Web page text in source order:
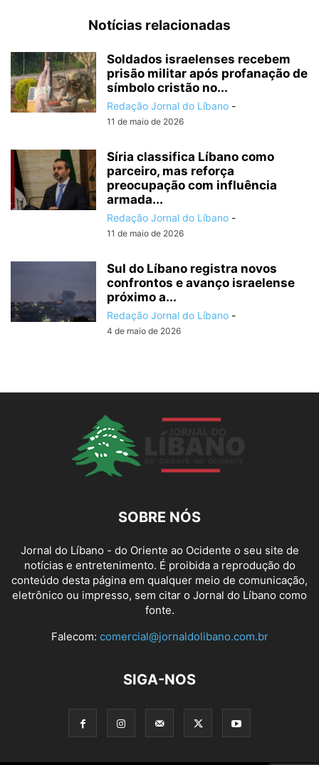
Notícias relacionadas
Soldados israelenses recebem
prisão militar após profanação de
símbolo cristão no...
Redação Jornal do Líbano -
11 de maio de 2026
Síria classifica Líbano como
parceiro, mas reforça
preocupação com influência
armada...
Redação Jornal do Líbano -
11 de maio de 2026
Sul do Líbano registra novos
confrontos e avanço israelense
próximo a...
Redação Jornal do Líbano -
4 de maio de 2026
SOBRE NÓS
Jornal do Líbano - do Oriente ao Ocidente o seu site de
notícias e entretenimento. É proibida a reprodução do
conteúdo desta página em qualquer meio de comunicação,
eletrônico ou impresso, sem citar o Jornal do Líbano como
fonte.
Falecom: comercial@jornaldolibano.com.br
SIGA-NOS